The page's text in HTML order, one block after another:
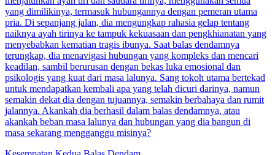
yang dimilikinya, termasuk hubungannya dengan pemeran utama
pria. Di sepanjang jalan, dia mengungkap rahasia gelap tentang
naiknya ayah tirinya ke tampuk kekuasaan dan pengkhianatan yang
menyebabkan kematian tragis ibunya. Saat balas dendamnya
terungkap, dia menavigasi hubungan yang kompleks dan mencari
keadilan, sambil berurusan dengan bekas luka emosional dan
psikologis yang kuat dari masa lalunya. Sang tokoh utama bertekad
untuk mendapatkan kembali apa yang telah dicuri darinya, namun
semakin dekat dia dengan tujuannya, semakin berbahaya dan rumit
jalannya. Akankah dia berhasil dalam balas dendamnya, atau
akankah beban masa lalunya dan hubungan yang dia bangun di
masa sekarang mengganggu misinya?